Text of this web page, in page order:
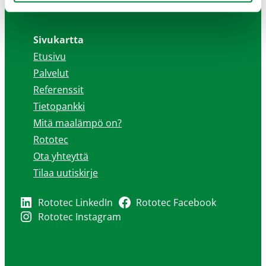
Tietosuojaseloste
Sivukartta
Etusivu
Palvelut
Referenssit
Tietopankki
Mitä maalämpö on?
Rototec
Ota yhteyttä
Tilaa uutiskirje
Rototec LinkedIn
Rototec Facebook
Rototec Instagram